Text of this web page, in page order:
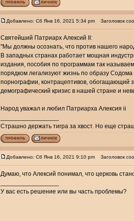
Добавлено: Сб Янв 16, 2021 5:34 pm Заголовок
Святейший Патриарх Алексий II:
"Мы должны осознать, что против нашего
В западных странах работает мощная
издания, пособия по программам так
порядком легализуют жизнь по образу
порнографии, контрацептивов,
демографический кризис в нашей стране и
Народ уважал и любил Патриарха Алексия ii
Страшно держать тигра за хвост. Но еще
Добавлено: Сб Янв 16, 2021 9:10 pm Заголовок
Думаю, что Алексий понимал, что церковь
У вас есть решение или вы часть проблемы?